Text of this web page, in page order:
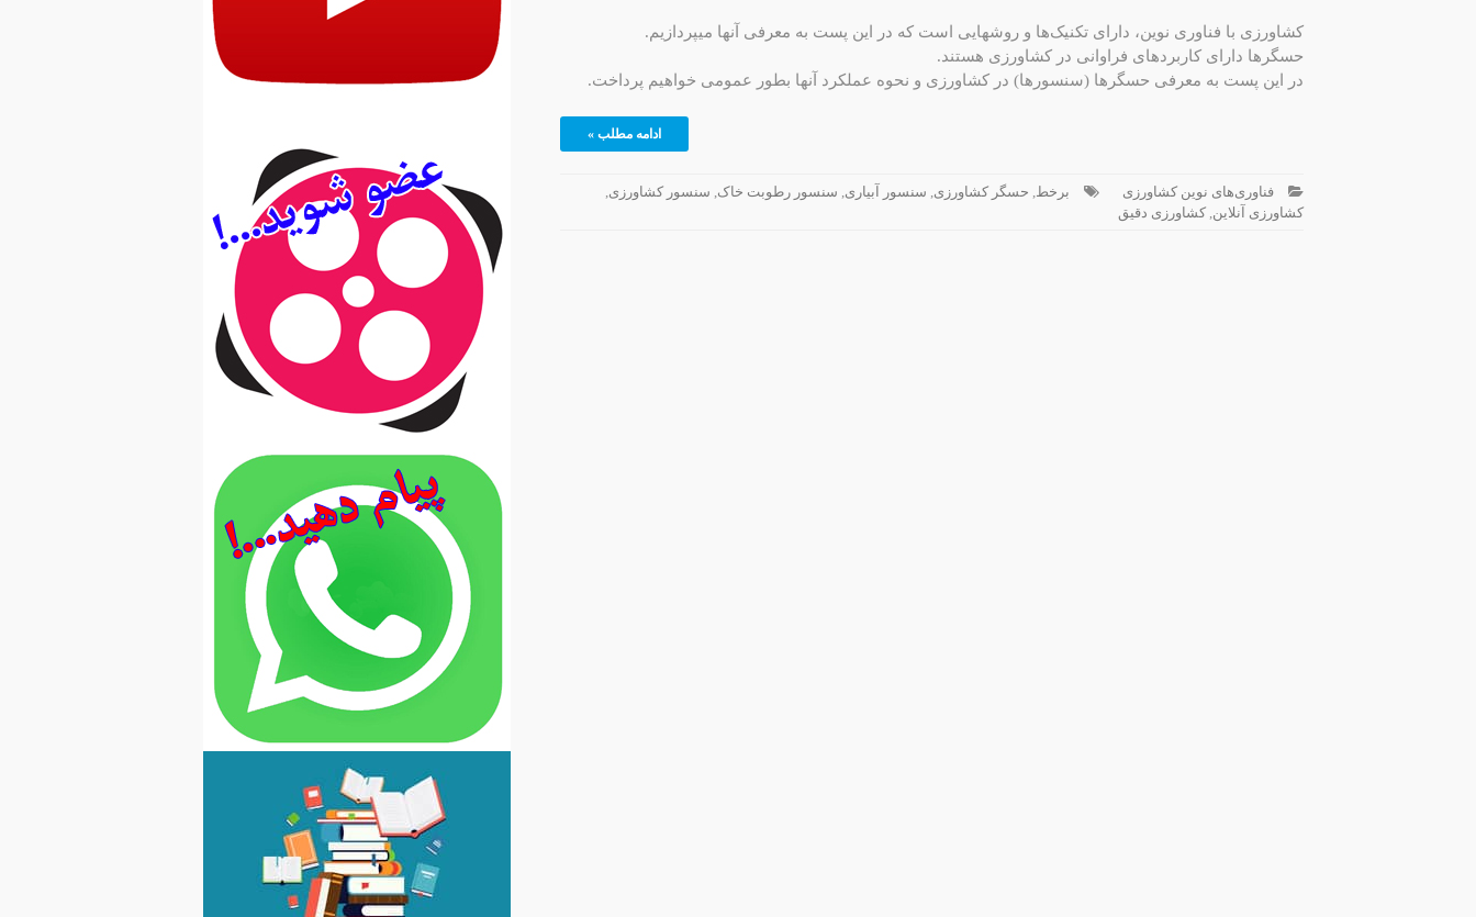
کشاورزی با فناوری نوین، دارای تکنیک‌ها و روشهایی است که در این پست به معرفی آنها میپردازیم.
حسگرها دارای کاربردهای فراوانی در کشاورزی هستند.
در این پست به معرفی حسگرها (سنسورها) در کشاورزی و نحوه عملکرد آنها بطور عمومی خواهیم پرداخت.
ادامه مطلب »
فناوری‌های نوین کشاورزی برخط, حسگر کشاورزی, سنسور آبیاری, سنسور رطوبت خاک, سنسور کشاورزی,
کشاورزی آنلاین, کشاورزی دقیق